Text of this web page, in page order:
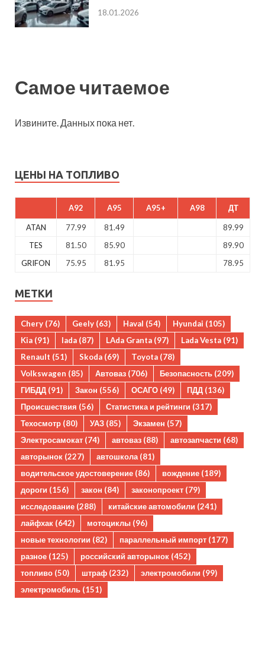
18.01.2026
Самое читаемое
Извините. Данных пока нет.
ЦЕНЫ НА ТОПЛИВО
A92 A95 A95+ A98 ДТ
ATAN 77.99 81.49
89.99
TES
81.50 85.90
89.90
GRIFON
75.95 81.95 78.95
МЕТКИ
Chery (76) Geely (63) Haval (54) Hyundai (105)
Kia (91) lada (87) LAda Granta (97) Lada Vesta (91)
Renault (51) Skoda (69) Toyota (78)
Volkswagen (85) Автоваз (706) Безопасность (209)
ГИБДД (91) Закон (556) ОСАГО (49) ПДД (136)
Происшествия (56) Статистика и рейтинги (317)
Техосмотр (80) УАЗ (85) Экзамен (57)
Электросамокат (74) автоваз (88) автозапчасти (68)
авторынок (227) автошкола(81)
водительское удостоверение (86) вождение (189)
дороги (156) закон (84) законопроект (79)
исследование (288) китайские автомобили (241)
лайфхак (642) мотоциклы (96)
новые технологии (82) параллельный импорт (177)
разное (125) российский авторынок (452)
топливо (50) штраф (232) электромобили (99)
электромобиль (151)